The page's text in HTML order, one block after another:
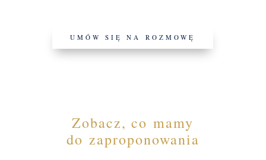
UMÓW SIĘ NA ROZMOWĘ
Zobacz, co mamy
do zaproponowania